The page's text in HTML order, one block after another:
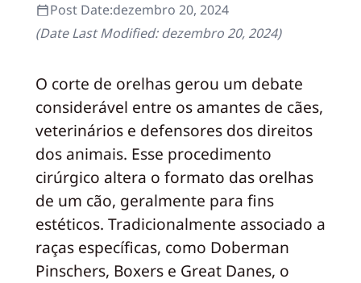
Post Date:dezembro 20, 2024
(Date Last Modified:dezembro 20, 2024)
O corte de orelhas gerou um debate
considerável entre os amantes de cães,
veterinários e defensores dos direitos
dos animais. Esse procedimento
cirúrgico altera o formato das orelhas
de um cão, geralmente para fins
estéticos. Tradicionalmente associado a
raças específicas, como Doberman
Pinschers, Boxers e Great Danes, o